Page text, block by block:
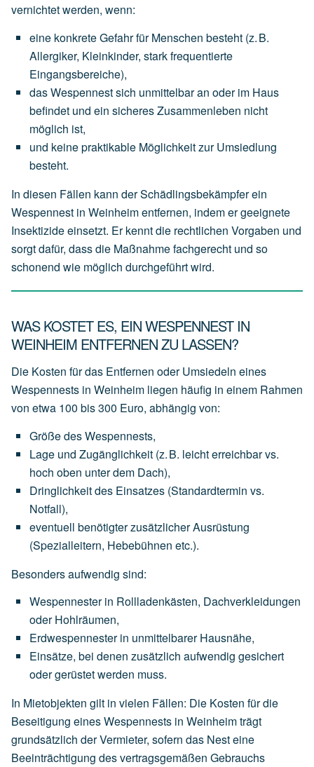
vernichtet werden, wenn:
eine konkrete Gefahr für Menschen besteht (z.B.
Allergiker, Kleinkinder, starkfrequentierte
Eingangsbereiche),
dasWespennestsich unmittelbar an oder im Haus
befindet und ein sicheresZusammenleben nicht
möglich ist,
und keinepraktikable Möglichkeitzur Umsiedlung
besteht.
In diesen Fällen kann der Schädlingsbekämpfer ein
Wespennest in Weinheim entfernen, indem er geeignete
Insektizide einsetzt. Er kennt die rechtlichen Vorgaben und
sorgt dafür, dass die Maßnahme fachgerecht und so
schonend wie möglich durchgeführt wird.
WAS KOSTET ES, EIN WESPENNEST IN
WEINHEIM ENTFERNEN ZU LASSEN?
Die Kosten für das Entfernen oder Umsiedeln eines
Wespennests in Weinheim liegen häufig in einem Rahmen
von etwa 100 bis 300 Euro, abhängig von:
Größe des Wespennests,
Lage und Zugänglichkeit (z.B. leichterreichbarvs.
hoch oben unterdem Dach),
Dringlichkeit des Einsatzes (Standardtermin vs.
Notfall),
eventuell benötigterzusätzlicher Ausrüstung
(Spezialleitern, Hebebühnen etc.).
Besonders aufwendig sind:
Wespennester in Rollladenkästen, Dachverkleidungen
oder Hohlräumen,
Erdwespennester in unmittelbarer Hausnähe,
Einsätze, bei denen zusätzlich aufwendig gesichert
odergerüstetwerden muss.
In Mietobjekten gilt in vielen Fällen: Die Kosten für die
Beseitigung eines Wespennests in Weinheim trägt
grundsätzlich derVermieter, sofern das Nest eine
Beeinträchtigung des vertragsgemäßen Gebrauchs